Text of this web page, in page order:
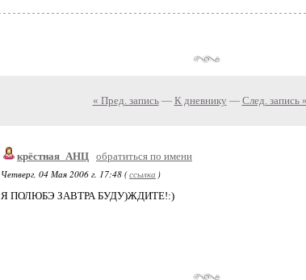
« Пред. запись— К дневнику — След. запись »
крёстная_АНЦ обратиться по имени
Четверг, 04 Мая 2006 г. 17:48 (ссылка )
Я ПОЛЮБЭ ЗАВТРА БУДУ)ЖДИТЕ!:)